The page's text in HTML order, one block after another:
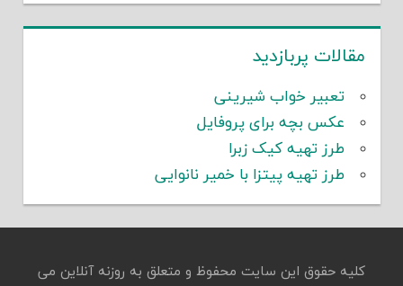
مقالات پربازدید
تعبیر خواب شیرینی
عکس بچه برای پروفایل
طرز تهیه کیک زبرا
طرز تهیه پیتزا با خمیر نانوایی
کلیه حقوق این سایت محفوظ و متعلق به روزنه آنلاین می